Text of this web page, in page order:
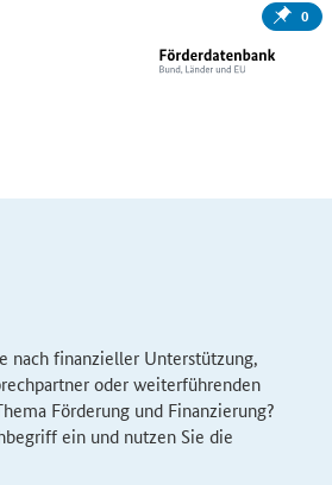
0
nach finanzieller Unterstützung,
oder weiterführenden
Förderung und Finanzierung?
ein und nutzen Sie die